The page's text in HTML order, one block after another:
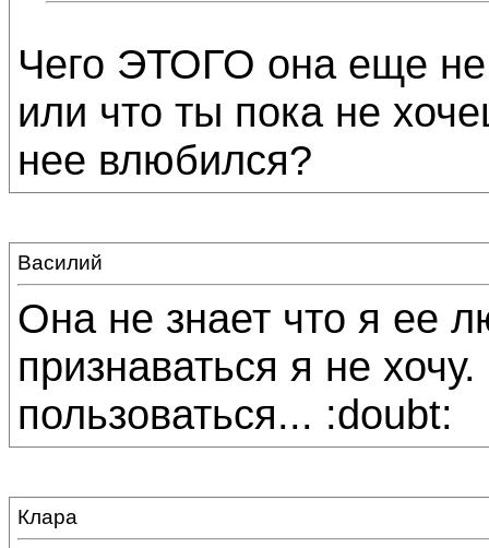
Чего ЭТОГО она еще не
или что ты пока не
нее влюбился?
Василий
Она не знает что я ее
признаваться я не
пользоваться... :doubt:
Клара